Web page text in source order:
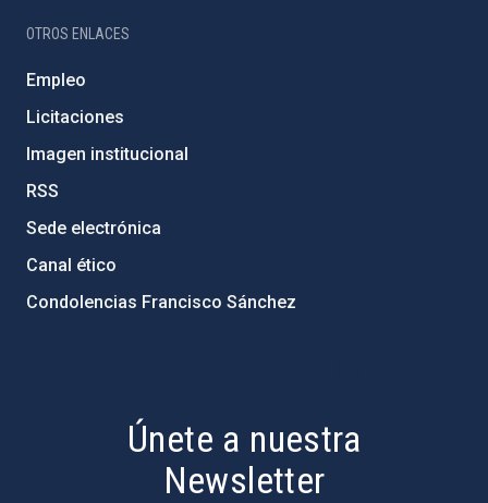
OTROS ENLACES
Empleo
Licitaciones
Imagen institucional
RSS
Sede electrónica
Canal ético
Condolencias Francisco Sánchez
Únete a nuestra
Newsletter